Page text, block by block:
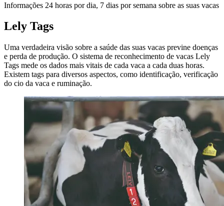
Informações 24 horas por dia, 7 dias por semana sobre as suas vacas
Lely Tags
Uma verdadeira visão sobre a saúde das suas vacas previne doenças
e perda de produção. O sistema de reconhecimento de vacas Lely
Tags mede os dados mais vitais de cada vaca a cada duas horas.
Existem tags para diversos aspectos, como identificação, verificação
do cio da vaca e ruminação.